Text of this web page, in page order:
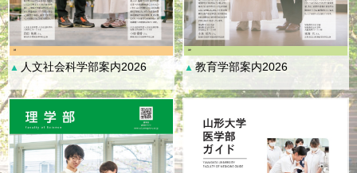
▲ 人文社会科学部案内2026 ▲ 教育学部案内2026